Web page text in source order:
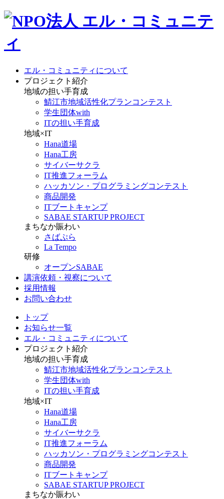
エル・コミュニティについて
プロジェクト紹介
地域の担い手育成
鯖江市地域活性化プランコンテスト
学生団体with
ITの担い手育成
地域×IT
Hana道場
Hana工房
サイバーサクラ
IT推進フォーラム
ハッカソン・プログラミングコンテスト
商品開発
ITブートキャンプ
SABAE STARTUP PROJECT
まちなか賑わい
さばぷら
La Tempo
研修
オープンSABAE
講演依頼・視察について
採用情報
お問い合わせ
トップ
お知らせ一覧
エル・コミュニティについて
プロジェクト紹介
地域の担い手育成
鯖江市地域活性化プランコンテスト
学生団体with
ITの担い手育成
地域×IT
Hana道場
Hana工房
サイバーサクラ
IT推進フォーラム
ハッカソン・プログラミングコンテスト
商品開発
ITブートキャンプ
SABAE STARTUP PROJECT
まちなか賑わい